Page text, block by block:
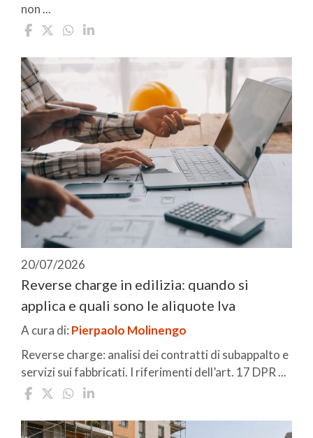
non ...
20/07/2026
Reverse charge in edilizia: quando si
applica e quali sono le aliquote Iva
A cura di: Pierpaolo Molinengo
Reverse charge: analisi dei contratti di subappalto e
servizi sui fabbricati. I riferimenti dell’art. 17 DPR ...